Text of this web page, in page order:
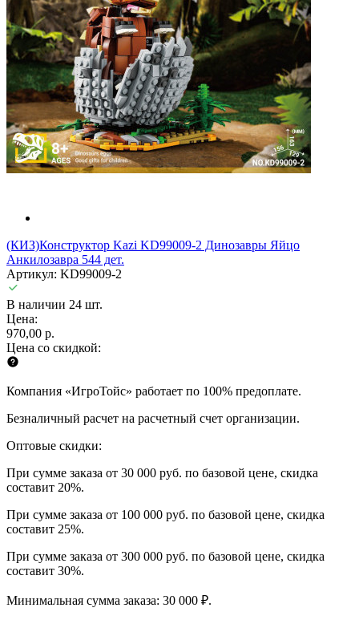
(КИЗ)Конструктор Kazi KD99009-2 Динозавры Яйцо
Анкилозавра 544 дет.
Артикул: KD99009-2
В наличии 24 шт.
Цена:
970,00 р.
Цена со скидкой:
Компания «ИгроТойс» работает по 100% предоплате.
Безналичный расчет на расчетный счет организации.
Оптовые скидки:
При сумме заказа от 30 000 руб. по базовой цене, скидка
составит 20%.
При сумме заказа от 100 000 руб. по базовой цене, скидка
составит 25%.
При сумме заказа от 300 000 руб. по базовой цене, скидка
составит 30%.
Минимальная сумма заказа: 30 000 ₽.